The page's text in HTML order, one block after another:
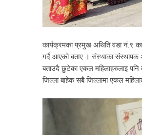
कार्यक्रमका प्रमुख अथिति वडा नं.९
गर्दै आएको बताए । संस्थाका संस्थापक
बताउदै छुटेका एकल महिलाहरुलाइ पनि
जिल्ला बाहेक सबै जिल्लामा एकल